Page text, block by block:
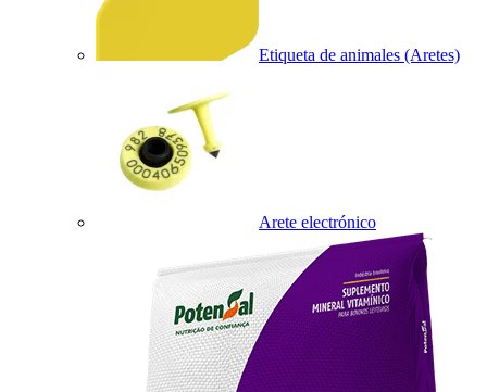
Etiqueta de animales (Aretes)
Arete electrónico